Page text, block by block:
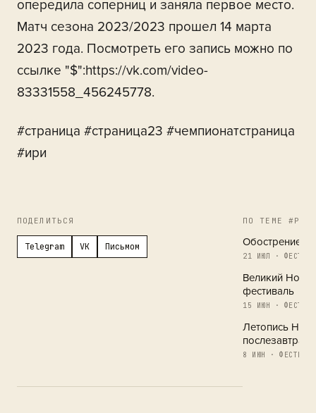
опередила соперниц и заняла первое место.
Матч сезона 2023/2023 прошел 14 марта
2023 года. Посмотреть его запись можно по
ссылке "$":https://vk.com/video-
83331558_456245778.
#страница #страница23 #чемпионатстраница
#ири
ПОДЕЛИТЬСЯ
Telegram VK Письмом
ПО ТЕМЕ
Обострение в
21 ИЮЛ ·
Великий
фестиваль
15 ИЮН ·
Летопись
послезавтра
8 ИЮН ·